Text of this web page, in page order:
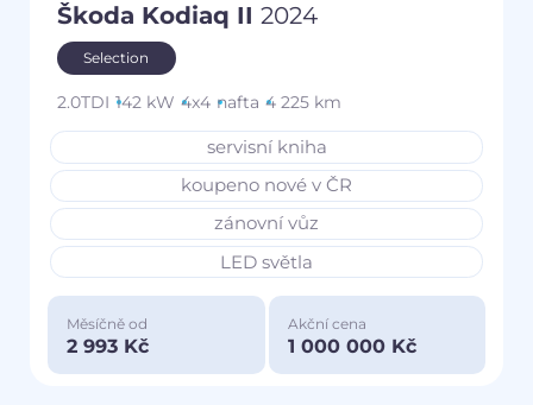
Škoda Kodiaq II 2024
Selection
2.0TDI 142 kW 4x4 nafta 4 225 km
servisní kniha
koupeno nové v ČR
zánovní vůz
LED světla
Měsíčně od
2 993 Kč
Akční cena
1 000 000 Kč